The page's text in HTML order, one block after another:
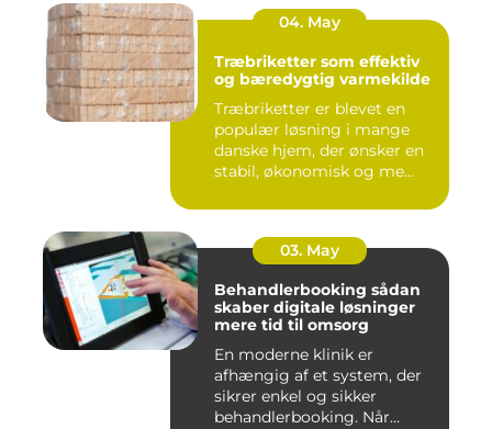
04. May
Træbriketter som effektiv
og bæredygtig varmekilde
Træbriketter er blevet en
populær løsning i mange
danske hjem, der ønsker en
stabil, økonomisk og me...
03. May
Behandlerbooking sådan
skaber digitale løsninger
mere tid til omsorg
En moderne klinik er
afhængig af et system, der
sikrer enkel og sikker
behandlerbooking. Når